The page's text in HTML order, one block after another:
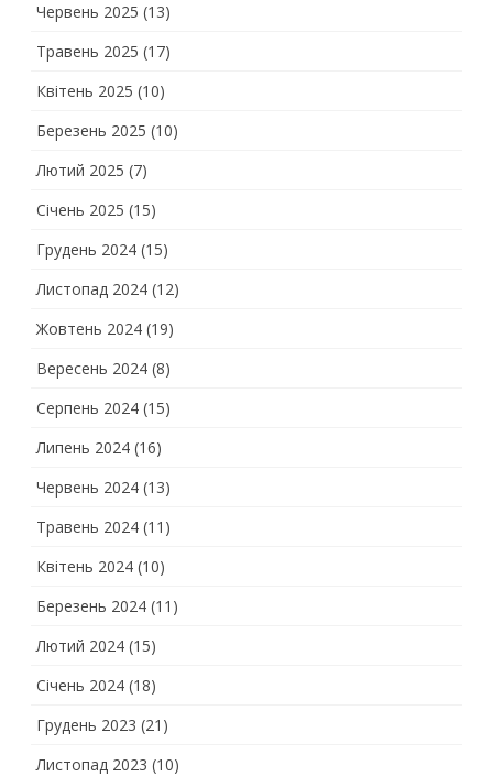
Червень 2025 (13)
Травень 2025 (17)
Квітень 2025 (10)
Березень 2025 (10)
Лютий 2025 (7)
Січень 2025 (15)
Грудень 2024 (15)
Листопад 2024 (12)
Жовтень 2024 (19)
Вересень 2024 (8)
Серпень 2024 (15)
Липень 2024 (16)
Червень 2024 (13)
Травень 2024 (11)
Квітень 2024 (10)
Березень 2024 (11)
Лютий 2024 (15)
Січень 2024 (18)
Грудень 2023 (21)
Листопад 2023 (10)